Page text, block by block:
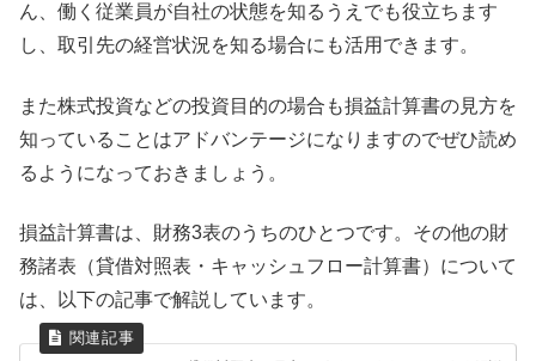
ん、働く従業員が自社の状態を知るうえでも役立ちます
し、取引先の経営状況を知る場合にも活用できます。
また株式投資などの投資目的の場合も損益計算書の見方を
知っていることはアドバンテージになりますのでぜひ読め
るようになっておきましょう。
損益計算書は、財務3表のうちのひとつです。その他の財
務諸表（貸借対照表・キャッシュフロー計算書）について
は、以下の記事で解説しています。